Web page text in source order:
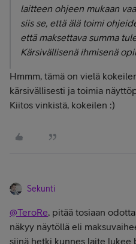
laitteen ohjeen mukaan
siis se, että älä toimi
että maksettava summa
Kärsivällisenä ihmisenä
Hmmm, tämä on vielä
kärsivällisesti ja toimia
Kiitos vinkistä, kokeilen :)
Sekunti
@TeroRe, pitää tosiaan
näkyy näytöllä eli
siinä hetki kunnes laite lukee